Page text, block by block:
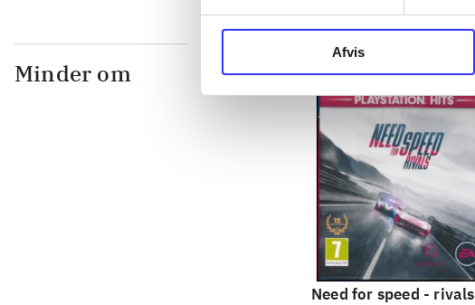
Afvis
Minder om
Need for speed - rivals